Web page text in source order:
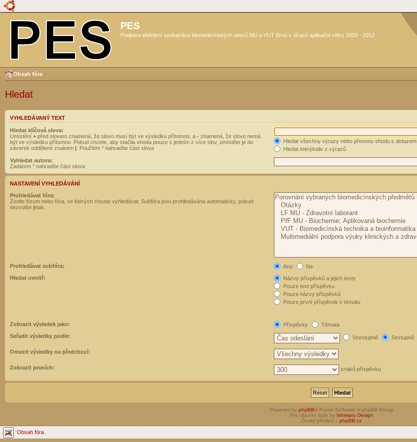
PES
Podpora efektivní spolupráce biomedicínských oborů MU a VUT Brno s účastí aplikační sféry 2009 - 2012
Obsah fóra
Hledat
VYHLEDÁVANÝ TEXT
Hledat klíčová slova:
Umístění + před slovem znamená, že slovo musí být ve výsledku přítomno, a - znamená, že slovo nemá
být ve výsledku přítomno. Pokud chcete, aby stačila shoda pouze s jedním z více slov, umístěte je do
závorek oddělené znakem | . Použitím * nahradíte část slova
Hledat všechny výrazy nebo přesnou shodu s dotazem
Hledat kterýkoliv z výrazů
Vyhledat autora:
Zadáním * nahradíte část slova
NASTAVENÍ VYHLEDÁVÁNÍ
Prohledávat fóra:
Zvolte fórum nebo fóra, ve kterých chcete vyhledávat. Subfóra jsou prohledávána automaticky, pokud
nezvolíte jinak.
Prohledávat subfóra: Ano
Ne
Hledat uvnitř:
Názvy příspěvků a jejich texty
Pouze text příspěvku
Pouze názvy příspěvků
Pouze první příspěvek v tématu
Zobrazit výsledek jako: Příspěvky
Témata
Seřadit výsledky podle:
Vzestupně Sestupně
Omezit výsledky na předchozí:
Zobrazit prvních: znaků příspěvku
Powered by phpBB® Forum Software © phpBB Group
Pro Ubuntu style by Ishimaru Design
Český překlad – phpBB.cz
Obsah fóra